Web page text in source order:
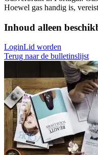
Hoewel gas handig is,
Inhoud alleen
LoginLid worden
Terug naar de bulletinslijst